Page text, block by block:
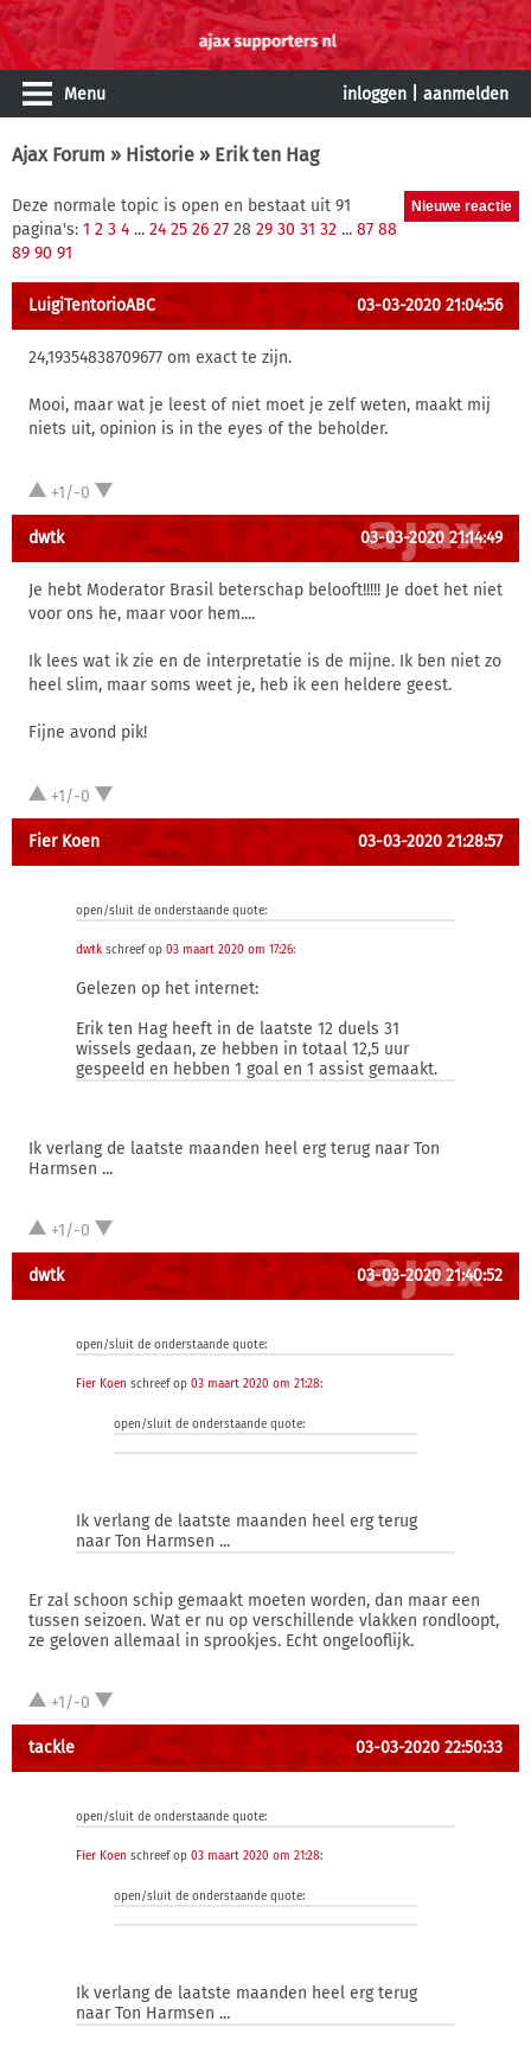
Menu inloggen aanmelden
Ajax Forum » Historie » Erik ten Hag
Deze normale topic is open en bestaat uit 91
pagina's: 1 2 3 4 ... 24 25 26 27 28 29 30 31 32 ... 87 88
89 90 91
LuigiTentorioABC 03-03-2020 21:04:56
24,19354838709677 om exact te zijn.
Mooi, maar wat je leest of niet moet je zelf weten, maakt mij
niets uit, opinion is in the eyes of the beholder.
+1/-0
dwtk 03-03-2020 21:14:49
Je hebt Moderator Brasil beterschap belooft!!!!! Je doet het niet
voor ons he, maar voor hem....
Ik lees wat ik zie en de interpretatie is de mijne. Ik ben niet zo
heel slim, maar soms weet je, heb ik een heldere geest.
Fijne avond pik!
+1/-0
Fier Koen 03-03-2020 21:28:57
open/sluit de onderstaande quote:
dwtk schreef op 03 maart 2020 om 17:26:
Gelezen op het internet:
Erik ten Hag heeft in de laatste 12 duels 31
wissels gedaan, ze hebben in totaal 12,5 uur
gespeeld en hebben 1 goal en 1 assist gemaakt.
Ik verlang de laatste maanden heel erg terug naar Ton
Harmsen ...
+1/-0
dwtk 03-03-2020 21:40:52
open/sluit de onderstaande quote:
Fier Koen schreef op 03 maart 2020 om 21:28:
open/sluit de onderstaande quote:
Ik verlang de laatste maanden heel erg terug
naar Ton Harmsen ...
Er zal schoon schip gemaakt moeten worden, dan maar een
tussen seizoen. Wat er nu op verschillende vlakken rondloopt,
ze geloven allemaal in sprookjes. Echt ongelooflijk.
+1/-0
tackle 03-03-2020 22:50:33
open/sluit de onderstaande quote:
Fier Koen schreef op 03 maart 2020 om 21:28:
open/sluit de onderstaande quote:
Ik verlang de laatste maanden heel erg terug
naar Ton Harmsen ...